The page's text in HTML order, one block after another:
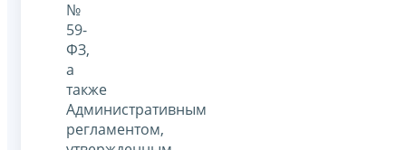
№
59-
ФЗ,
а
также
Административным
регламентом,